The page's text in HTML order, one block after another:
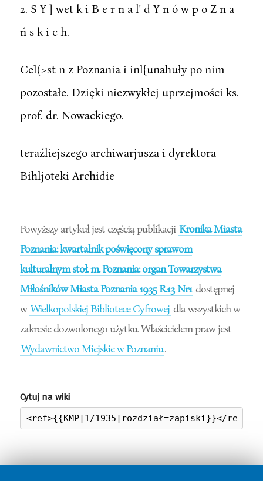
2. S Y ] wet k i B e r n a l' d Y n ó w p o Z n a
ń s k i c h.
Cel(>st n z Poznania i inl{unahuły po nim
pozostałe. Dzięki niezwykłej uprzejmości ks.
prof. dr. Nowackiego.
teraźliejszego archiwarjusza i dyrektora
Bihljoteki Archidie
Powyższy artykuł jest częścią publikacji Kronika Miasta
Poznania: kwartalnik poświęcony sprawom
kulturalnym stoł. m. Poznania: organ Towarzystwa
Miłośników Miasta Poznania 1935 R.13 Nr1 dostępnej
w Wielkopolskiej Bibliotece Cyfrowej dla wszystkich w
zakresie dozwolonego użytku. Właścicielem praw jest
Wydawnictwo Miejskie w Poznaniu.
Cytuj na wiki